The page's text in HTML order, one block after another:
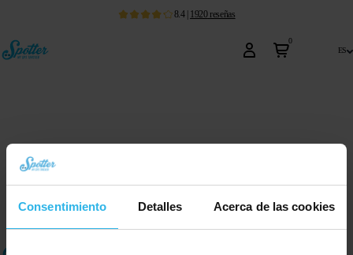
Consentimiento Detalles Acerca de las cookies
8.4| 1920 reseñas
0
es